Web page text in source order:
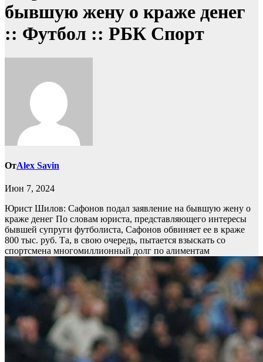
бывшую жену о краже денег
:: Футбол :: РБК Спорт
ОтAlex Savin
Июн 7, 2024
Юрист Шилов: Сафонов подал заявление на бывшую жену о
краже денег По словам юриста, представляющего интересы
бывшей супруги футболиста, Сафонов обвиняет ее в краже
800 тыс. руб. Та, в свою очередь, пытается взыскать со
спортсмена многомиллионный долг по алиментам